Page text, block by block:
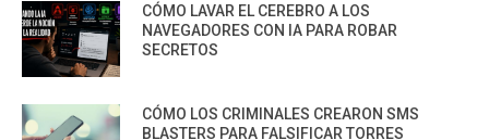
CÓMO LAVAR EL CEREBRO A LOS
NAVEGADORES CON IA PARA ROBAR
SECRETOS
CÓMO LOS CRIMINALES CREARON SMS
BLASTERS PARA FALSIFICAR TORRES